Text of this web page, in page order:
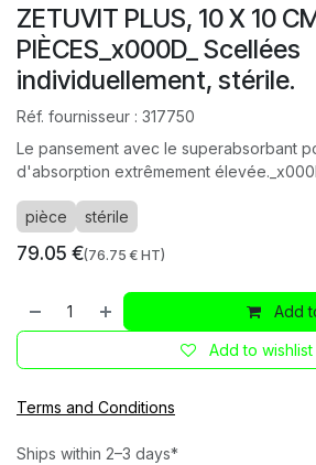
ZETUVIT PLUS, 10 X 10
PIÈCES_x000D_ Scellées
individuellement, stérile.
Réf. fournisseur : 317750
Le pansement avec le superabsorbant
d'absorption extrêmement
pièce stérile
79.05 €(76.75 € HT)
Add
Add to wishlist
Terms and Conditions
Ships within 2–3 days*